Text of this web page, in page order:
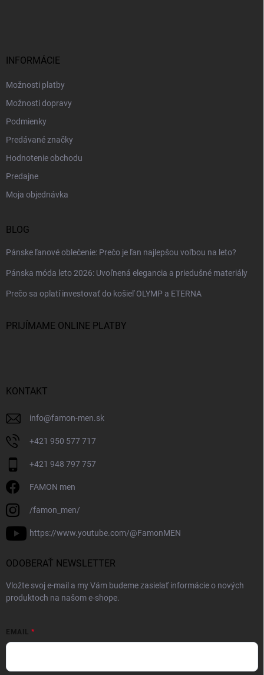
INFORMÁCIE
Možnosti platby
Možnosti dopravy
Podmienky
Predávané značky
Hodnotenie obchodu
Predajne
Moja objednávka
BLOG
Pánske ľanové oblečenie: Prečo je ľan najlepšou voľbou na leto?
Pánska móda leto 2026: Uvoľnená elegancia a priedušné materiály
Prečo sa oplatí investovať do košieľ OLYMP a ETERNA
PRIJÍMAME ONLINE PLATBY
KONTAKT
info@famon-men.sk
+421 950 577 717
+421 948 797 757
FAMON men
/famon_men/
https://www.youtube.com/@FamonMEN
ODOBERAŤ NEWSLETTER
Vložte svoj e-mail a my Vám budeme zasielať informácie o nových
produktoch na našom e-shope.
EMAIL